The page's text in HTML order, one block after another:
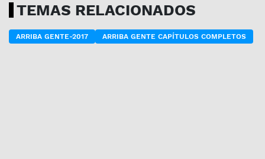
TEMAS RELACIONADOS
ARRIBA GENTE-2017 ARRIBA GENTE CAPÍTULOS COMPLETOS